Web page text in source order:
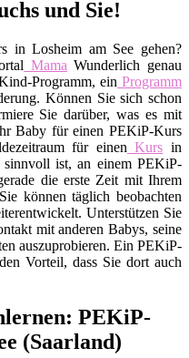
und Sie!
in Losheim am See gehen?
Mama Wunderlich genau
Programm, ein Programm
Können Sie sich schon
Sie darüber, was es mit
Baby für einen PEKiP-Kurs
für einen Kurs in
ist, an einem PEKiP-
die erste Zeit mit Ihrem
können täglich beobachten
Unterstützen Sie
mit anderen Babys, seine
auszuprobieren. Ein PEKiP-
Vorteil, dass Sie dort auch
PEKiP-
(Saarland)